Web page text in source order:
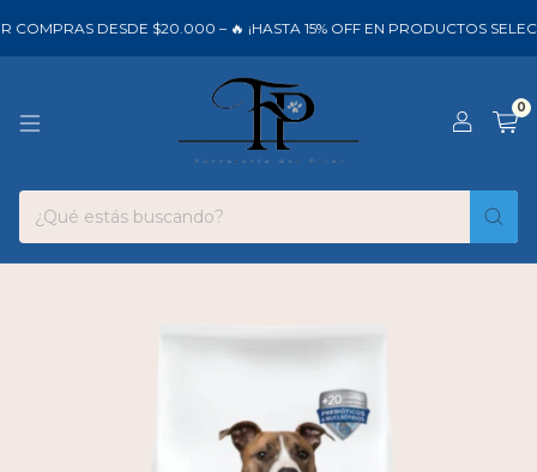
DESDE $20.000 – 🔥 ¡HASTA 15% OFF EN PRODUCTOS
0